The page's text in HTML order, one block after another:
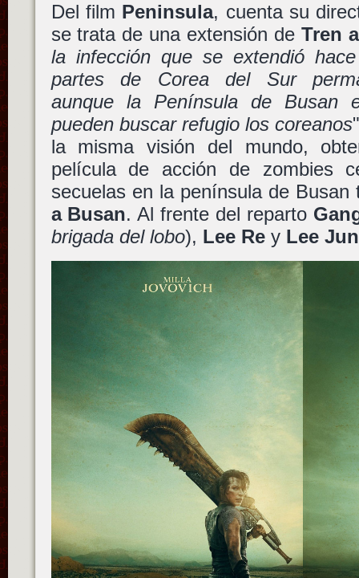
Del film Peninsula, cuenta su
se trata de una extensión de Tren
la infección que se extendió
partes de Corea del Sur
aunque la Península de Busan
pueden buscar refugio los coreanos
la misma visión del mundo,
película de acción de zombies
secuelas en la península de
a Busan. Al frente del reparto
brigada del lobo), Lee Rey Lee